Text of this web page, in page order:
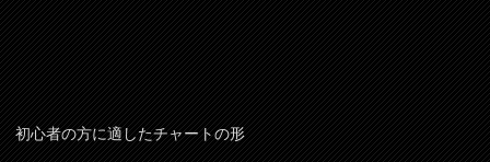
初心者の方に適したチャートの形